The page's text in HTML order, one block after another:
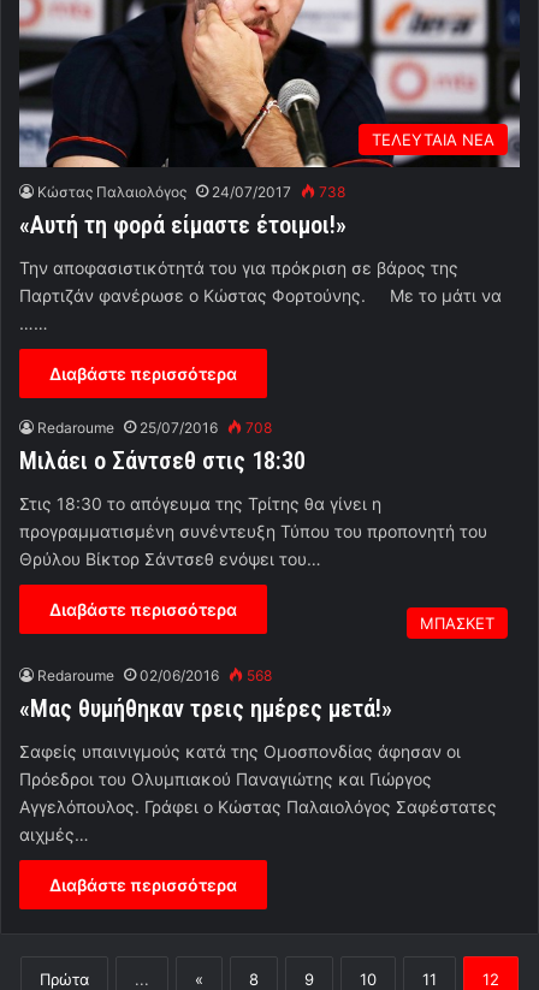
ΤΕΛΕΥΤΑΙΑ ΝΕΑ
Κώστας Παλαιολόγος 24/07/2017 738
«Αυτή τη φορά είμαστε έτοιμοι!»
Την αποφασιστικότητά του για πρόκριση σε βάρος της
Παρτιζάν φανέρωσε ο Κώστας Φορτούνης. Με το μάτι να
……
Διαβάστε περισσότερα
Redaroume 25/07/2016 708
Μιλάει ο Σάντσεθ στις 18:30
Στις 18:30 το απόγευμα της Τρίτης θα γίνει η
προγραμματισμένη συνέντευξη Τύπου του προπονητή του
Θρύλου Βίκτορ Σάντσεθ ενόψει του…
Διαβάστε περισσότερα
ΜΠΑΣΚΕΤ
Redaroume 02/06/2016 568
«Μας θυμήθηκαν τρεις ημέρες μετά!»
Σαφείς υπαινιγμούς κατά της Ομοσπονδίας άφησαν οι
Πρόεδροι του Ολυμπιακού Παναγιώτης και Γιώργος
Αγγελόπουλος. Γράφει ο Κώστας Παλαιολόγος Σαφέστατες
αιχμές…
Διαβάστε περισσότερα
Πρώτα ... « 8 9 10 11 12